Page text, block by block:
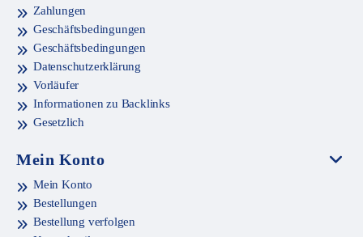
Zahlungen
Geschäftsbedingungen
Geschäftsbedingungen
Datenschutzerklärung
Vorläufer
Informationen zu Backlinks
Gesetzlich
Mein Konto
Mein Konto
Bestellungen
Bestellung verfolgen